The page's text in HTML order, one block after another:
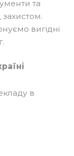
та
захистом.
вигідні
в